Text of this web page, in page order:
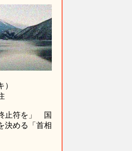
止符を」 国
決める「首相